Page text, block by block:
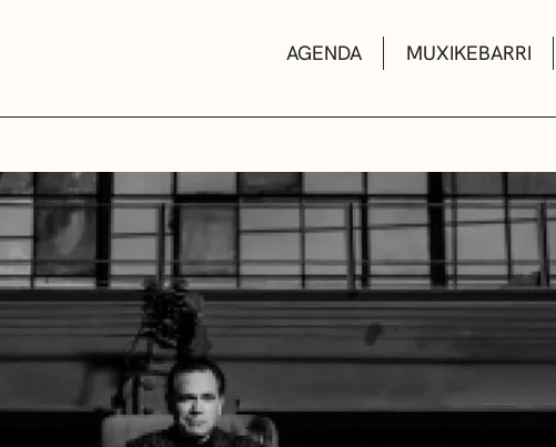
AGENDA MUXIKEBARRI
AULAS DE CULTURA
BIBLIOTECAS
ESCUELA DE